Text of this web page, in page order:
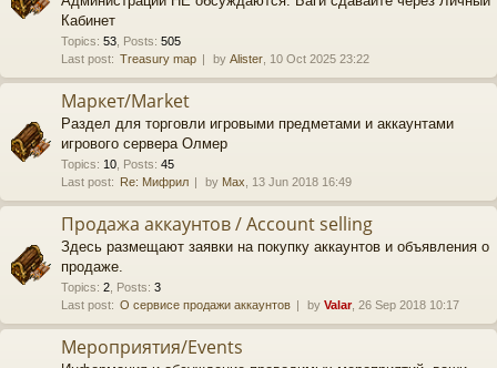
Кабинет
Topics: 53 Posts: 505
Last post: Treasury map by Alister , 10 Oct 2025 23:22
Маркет/Market
Раздел для торговли игровыми предметами и аккаунтами
игрового сервера Олмер
Topics: 10 Posts: 45
Last post: Re: Мифрил by Max , 13 Jun 2018 16:49
Продажа аккаунтов / Account selling
Здесь размещают заявки на покупку аккаунтов и объявления о
продаже.
Topics: 2 Posts: 3
Last post: О сервисе продажи аккаунтов by Valar, 26 Sep 2018 10:17
Мероприятия/Events